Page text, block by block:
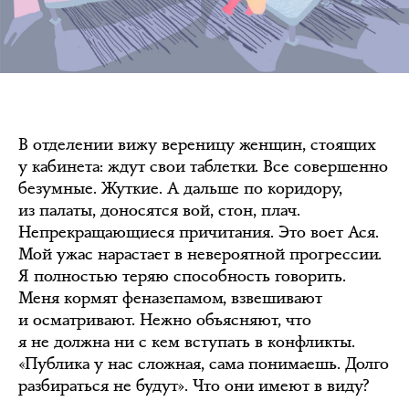
В отделении вижу вереницу женщин, стоящих
у кабинета: ждут свои таблетки. Все совершенно
безумные. Жуткие. А дальше по коридору,
из палаты, доносятся вой, стон, плач.
Непрекращающиеся причитания. Это воет Ася.
Мой ужас нарастает в невероятной прогрессии.
Я полностью теряю способность говорить.
Меня кормят феназепамом, взвешивают
и осматривают. Нежно объясняют, что
я не должна ни с кем вступать в конфликты.
«Публика у нас сложная, сама понимаешь. Долго
разбираться не будут». Что они имеют в виду?